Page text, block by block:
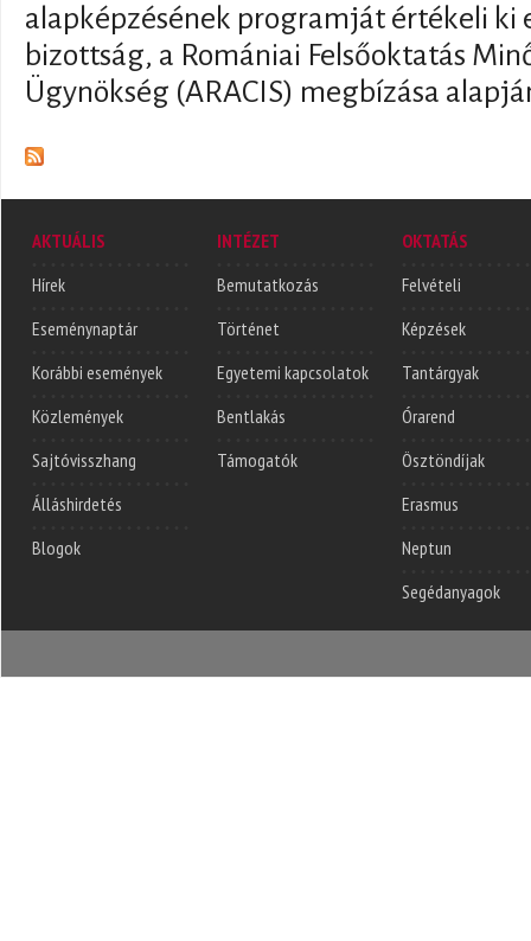
alapképzésének programját értékeli ki
bizottság, a Romániai Felsőoktatás
Ügynökség (ARACIS) megbízása
AKTUÁLIS
Hírek
Eseménynaptár
Korábbi események
Közlemények
Sajtóvisszhang
Álláshirdetés
Blogok
INTÉZET
Bemutatkozás
Történet
Egyetemi kapcsolatok
Bentlakás
Támogatók
OKTATÁS
Felvételi
Képzések
Tantárgyak
Órarend
Ösztöndíjak
Erasmus
Neptun
Segédanyagok